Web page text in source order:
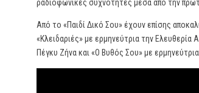
ραδιοφωνικές συχνότητες μέσα από την
Από το «Παιδί Δικό Σου» έχουν επίσης
«Κλειδαριές» με ερμηνεύτρια την
Πέγκυ Ζήνα και «Ο Βυθός Σου» με